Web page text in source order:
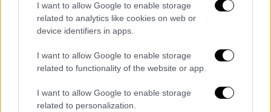
I want to allow Google to enable storage
related to analytics like cookies on web or
device identifiers in apps.
I want to allow Google to enable storage
related to functionality of the website or app.
I want to allow Google to enable storage
related to personalization.
Στη συνέχεια, οι δύο άνδρες κάθισαν σε ένα
μεγάλο, στρογγυλό τραπέζι πλαισιωμένο από
μεταφραστές, αξιωματούχους και μέλη της
οικογένειας Τραμπ στην περίτεχνη